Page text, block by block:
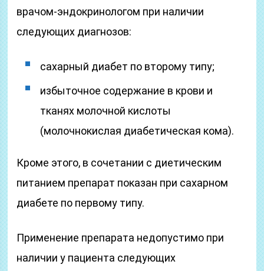
врачом-эндокринологом при наличии
следующих диагнозов:
сахарный диабет по второму типу;
избыточное содержание в крови и
тканях молочной кислоты
(молочнокислая диабетическая кома).
Кроме этого, в сочетании с диетическим
питанием препарат показан при сахарном
диабете по первому типу.
Применение препарата недопустимо при
наличии у пациента следующих